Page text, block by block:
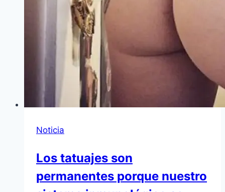
Noticia
Los tatuajes son
permanentes porque nuestro